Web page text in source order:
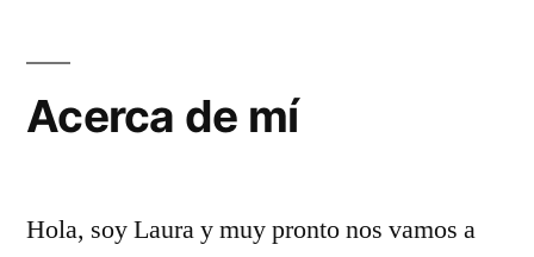
Acerca de mí
Hola, soy Laura y muy pronto nos vamos a